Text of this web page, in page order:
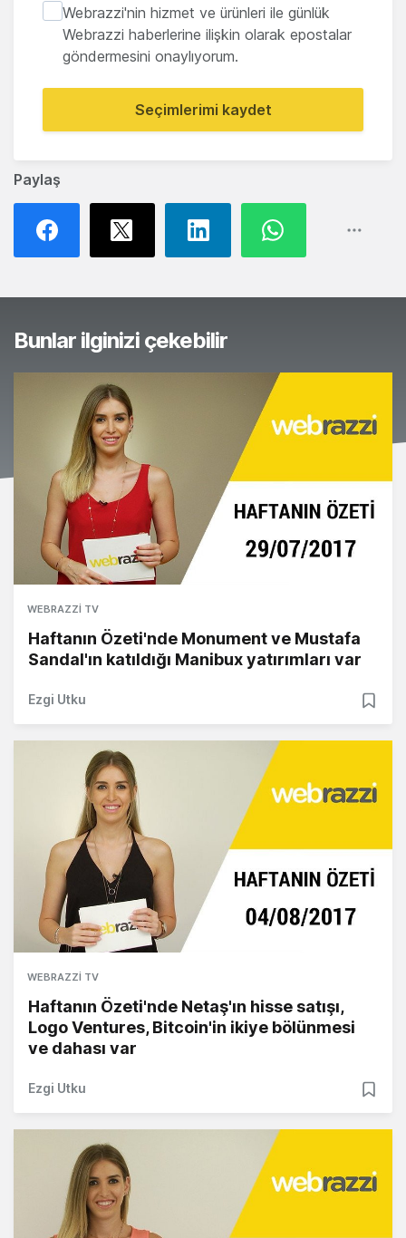
Paylaş
Webrazzi'nin hizmet ve ürünleri ile günlük
Webrazzi haberlerine ilişkin olarak epostalar
göndermesini onaylıyorum.
Seçimlerimi kaydet
Bunlar ilginizi çekebilir
WEBRAZZI TV
Haftanın Özeti'nde Monument ve Mustafa
Sandal'ın katıldığı Manibux yatırımları var
Ezgi Utku
WEBRAZZI TV
Haftanın Özeti'nde Netaş'ın hisse satışı,
Logo Ventures, Bitcoin'in ikiye bölünmesi
ve dahası var
Ezgi Utku